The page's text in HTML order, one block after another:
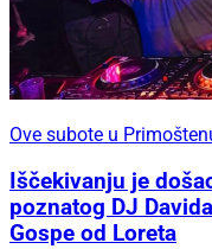
Ove subote u
Iščekivanju je
poznatog DJ
Gospe od Loreta